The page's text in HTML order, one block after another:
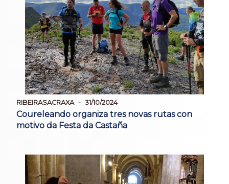
RIBEIRASACRAXA 31/10/2024
Coureleando organiza tres novas rutas con
motivo da Festa da Castaña